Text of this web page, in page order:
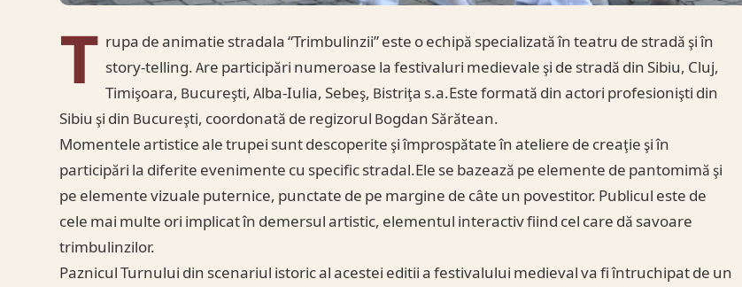
T rupa de animatie stradala “Trimbulinzii” este o echipă specializată în teatru de stradă şi în
story-telling. Are participări numeroase la festivaluri medievale şi de stradă din Sibiu, Cluj,
Timişoara, Bucureşti, Alba-Iulia, Sebeş, Bistriţa s.a.Este formată din actori profesionişti din
Sibiu şi din Bucureşti, coordonată de regizorul Bogdan Sărătean.
Momentele artistice ale trupei sunt descoperite şi împrospătate în ateliere de creaţie şi în
participări la diferite evenimente cu specific stradal.Ele se bazează pe elemente de pantomimă şi
pe elemente vizuale puternice, punctate de pe margine de câte un povestitor. Publicul este de
cele mai multe ori implicat în demersul artistic, elementul interactiv fiind cel care dă savoare
trimbulinzilor.
Paznicul Turnului din scenariul istoric al acestei editii a festivalului medieval va fi întruchipat de un